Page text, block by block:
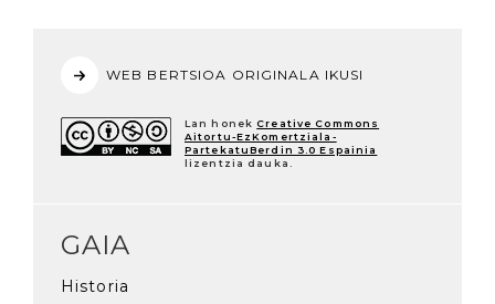
WEB BERTSIOA ORIGINALA IKUSI
Lan honek Creative Commons
Aitortu-EzKomertziala-
PartekatuBerdin 3.0 Espainia
lizentzia dauka.
GAIA
Historia